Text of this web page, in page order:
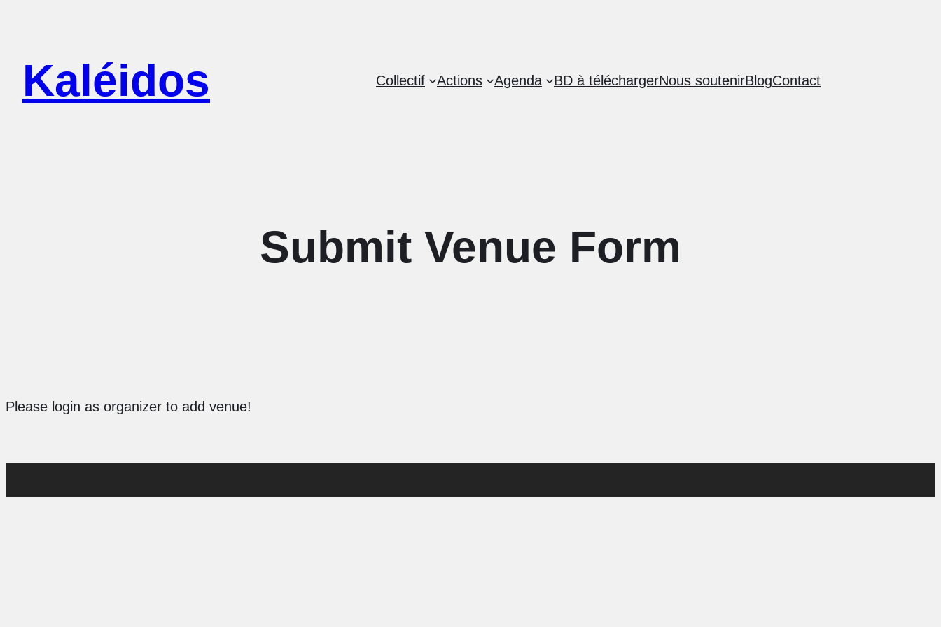
contenu
Kaléidos Collectif Actions Agenda BD à téléchargerNous soutenirBlogContact
Submit Venue Form
Please login as organizer to add venue!